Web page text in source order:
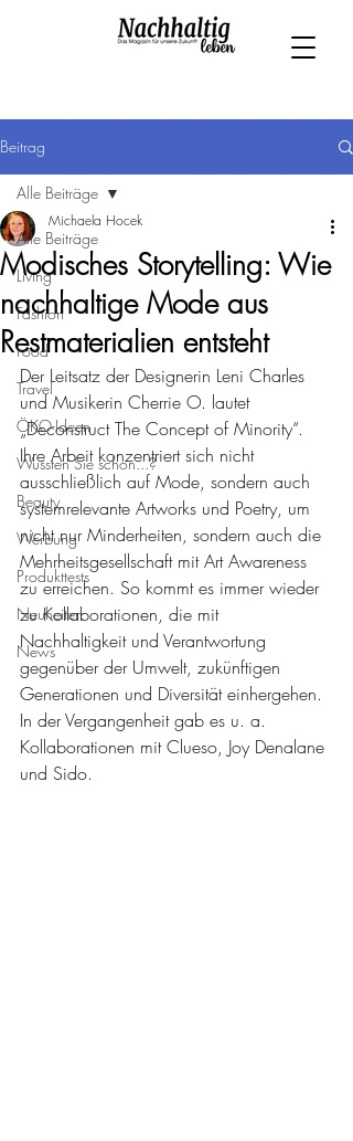
Beitrag
Alle Beiträge
Living
Fashion
Food
Travel
ÖKO-Ideen
Wussten Sie schon...?
Beauty
Werbung
Produkttests
Neuheiten
News
Alle Beiträge
Modisches Storytelling: Wie
nachhaltige Mode aus
Restmaterialien entsteht
Michaela Hocek
Der Leitsatz der Designerin Leni Charles
und Musikerin Cherrie O. lautet
„Deconstruct The Concept of Minority“.
Ihre Arbeit konzentriert sich nicht
ausschließlich auf Mode, sondern auch
systemrelevante Artworks und Poetry, um
nicht nur Minderheiten, sondern auch die
Mehrheitsgesellschaft mit Art Awareness
zu erreichen. So kommt es immer wieder
zu Kollaborationen, die mit
Nachhaltigkeit und Verantwortung
gegenüber der Umwelt, zukünftigen
Generationen und Diversität einhergehen.
In der Vergangenheit gab es u. a.
Kollaborationen mit Clueso, Joy Denalane
und Sido.